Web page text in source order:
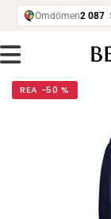
REA −50 %